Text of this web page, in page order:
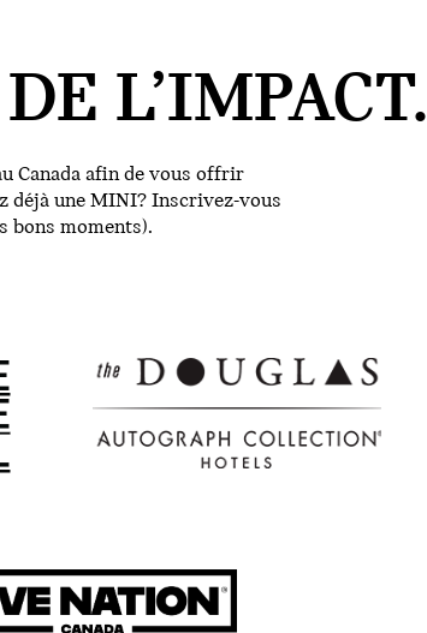
L’IMPACT.
Canada afin de vous offrir
déjà une MINI? Inscrivez-vous
bons moments).